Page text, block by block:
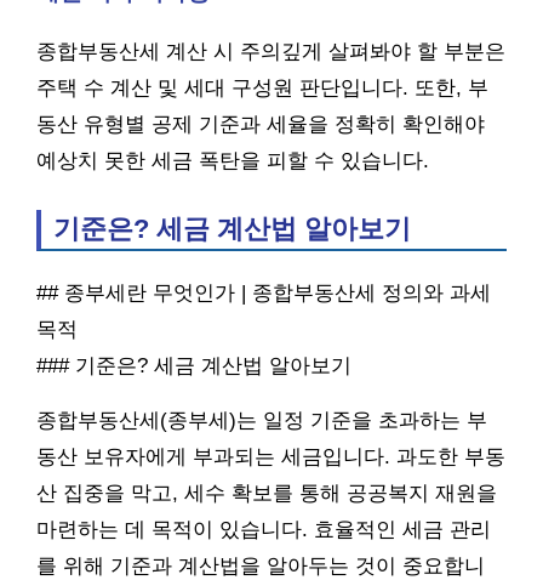
종합부동산세 계산 시 주의깊게 살펴봐야 할 부분은
주택 수 계산 및 세대 구성원 판단입니다. 또한, 부
동산 유형별 공제 기준과 세율을 정확히 확인해야
예상치 못한 세금 폭탄을 피할 수 있습니다.
기준은? 세금 계산법 알아보기
## 종부세란 무엇인가 | 종합부동산세 정의와 과세
목적
### 기준은? 세금 계산법 알아보기
종합부동산세(종부세)는 일정 기준을 초과하는 부
동산 보유자에게 부과되는 세금입니다. 과도한 부동
산 집중을 막고, 세수 확보를 통해 공공복지 재원을
마련하는 데 목적이 있습니다. 효율적인 세금 관리
를 위해 기준과 계산법을 알아두는 것이 중요합니